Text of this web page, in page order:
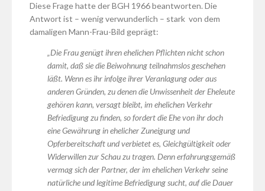
Diese Frage hatte der BGH 1966 beantworten. Die
Antwort ist – wenig verwunderlich – stark von dem
damaligen Mann-Frau-Bild geprägt:
„Die Frau genügt ihren ehelichen Pflichten nicht schon
damit, daß sie die Beiwohnung teilnahmslos geschehen
läßt. Wenn es ihr infolge ihrer Veranlagung oder aus
anderen Gründen, zu denen die Unwissenheit der Eheleute
gehören kann, versagt bleibt, im ehelichen Verkehr
Befriedigung zu finden, so fordert die Ehe von ihr doch
eine Gewährung in ehelicher Zuneigung und
Opferbereitschaft und verbietet es, Gleichgültigkeit oder
Widerwillen zur Schau zu tragen. Denn erfahrungsgemäß
vermag sich der Partner, der im ehelichen Verkehr seine
natürliche und legitime Befriedigung sucht, auf die Dauer